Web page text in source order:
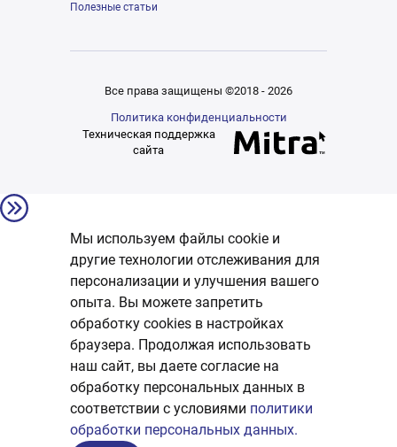
Полезные статьи
Все права защищены ©2018 - 2026
Политика конфиденциальности
Техническая поддержка
сайта
Мы используем файлы cookie и
другие технологии отслеживания для
персонализации и улучшения вашего
опыта. Вы можете запретить
обработку сookies в настройках
браузера. Продолжая использовать
наш сайт, вы даете согласие на
обработку персональных данных в
соответствии с условиями политики
обработки персональных данных.